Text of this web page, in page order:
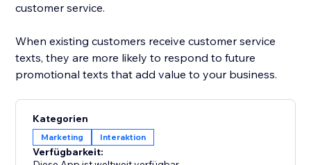
customer service.
When existing customers receive customer service
texts, they are more likely to respond to future
promotional texts that add value to your business.
Kategorien
Marketing Interaktion
Verfügbarkeit: